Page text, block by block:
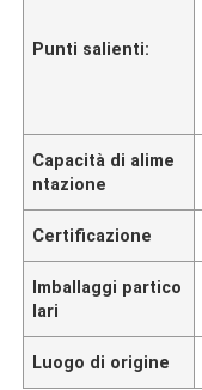
Punti salienti:
Capacità di alime
ntazione
Certificazione
Imballaggi partico
lari
Luogo di origine